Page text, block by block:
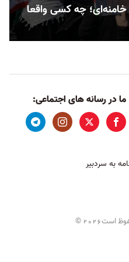
چه کسی واقعا
ما در رسانه های اجتماعی:
به سردبیر
2026
©